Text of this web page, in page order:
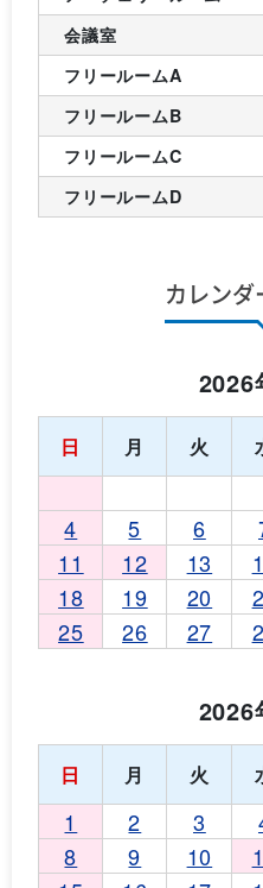
会議室
フリールームA
フリールームB
フリールームC
フリールームD
カレン
2026
日 月 火
4
5 6
11
12 13
18
19 20
25
26 27
2026
日 月 火
1 2 3
8
9 10